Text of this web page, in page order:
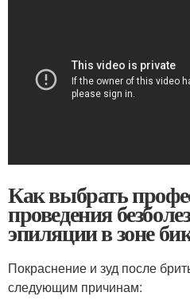
Как выбрать
проведения
эпиляции в зоне
Покраснение и зуд после
следующим причинам: